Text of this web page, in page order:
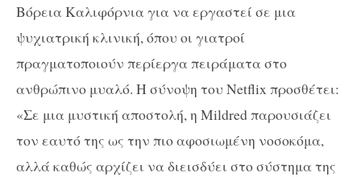
Βόρεια Καλιφόρνια για να εργαστεί σε μια
ψυχιατρική κλινική, όπου οι γιατροί
πραγματοποιούν περίεργα πειράματα στο
ανθρώπινο μυαλό. Η σύνοψη του Netflix προσθέτει:
«Σε μια μυστική αποστολή, η Mildred παρουσιάζει
τον εαυτό της ως την πιο αφοσιωμένη νοσοκόμα,
αλλά καθώς αρχίζει να διεισδύει στο σύστημα της